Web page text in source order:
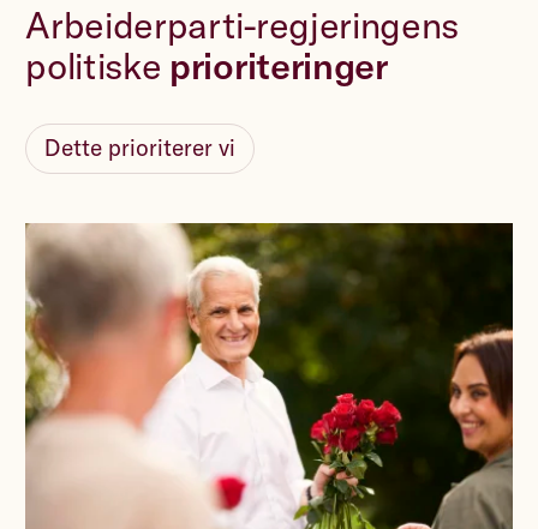
Arbeiderparti-regjeringens
politiske prioriteringer
Dette prioriterer vi